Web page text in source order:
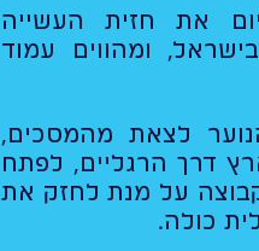
את חזית העשייה
ומהווים עמוד
לצאת מהמסכים,
דרך הרגליים, לפתח
על מנת לחזק את
כולה.